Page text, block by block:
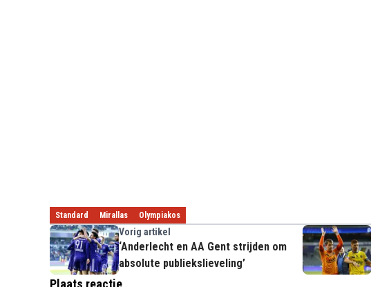
Standard Mirallas Olympiakos
Vorig artikel
‘Anderlecht en AA Gent strijden om
absolute publiekslieveling’
Plaats reactie